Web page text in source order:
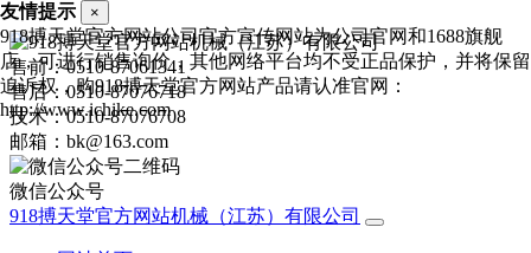
售前：0510-87061341
售后：0510-87076718
技术：0510-87076708
邮箱：bk@163.com
微信公众号
918搏天堂官方网站机械（江苏）有限公司
友情提示 ×
918搏天堂官方网站公司官方宣传网站为公司官网和1688旗舰
店，可进行销售询价，其他网络平台均不受正品保护，并将保留
追诉权，购918搏天堂官方网站产品请认准官网：
http://www.ichike.com